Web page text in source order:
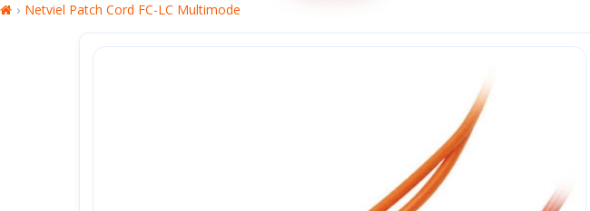
Netviel Patch Cord FC-LC Multimode